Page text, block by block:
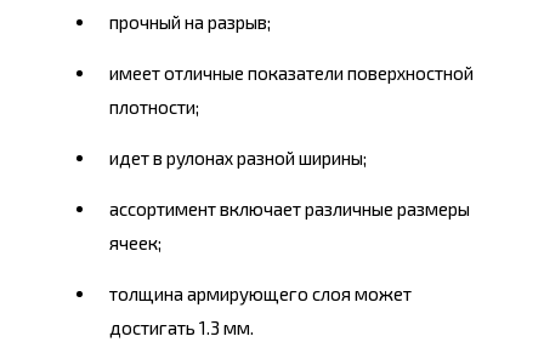
прочный на разрыв;
имеет отличные показатели поверхностной
плотности;
идет в рулонах разной ширины;
ассортимент включает различные размеры
ячеек;
толщина армирующего слоя может
достигать 1.3 мм.